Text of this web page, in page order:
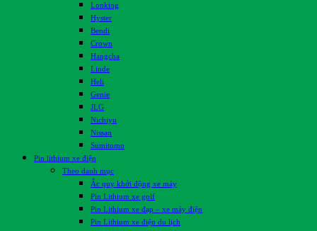
Lonking
Hyster
Bendi
Crown
Hangcha
Linde
Heli
Genie
JLG
Nichiyu
Nissan
Sumitomo
Pin lithium xe điện
Theo danh mục
Ắc quy khởi động xe máy
Pin Lithium xe golf
Pin Lithium xe đạp – xe máy điện
Pin Lithium xe điện du lịch